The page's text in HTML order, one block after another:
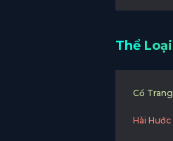
Thể Loại
Cổ Trang
Hài Hước